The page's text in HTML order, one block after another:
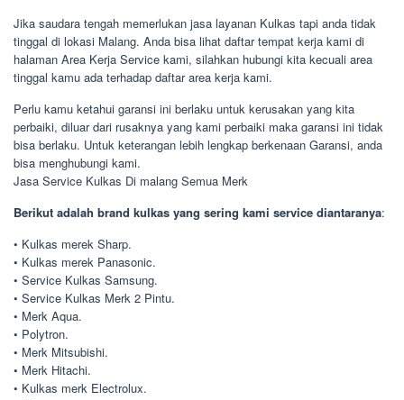
Jika saudara tengah memerlukan jasa layanan Kulkas tapi anda tidak
tinggal di lokasi Malang. Anda bisa lihat daftar tempat kerja kami di
halaman Area Kerja Service kami, silahkan hubungi kita kecuali area
tinggal kamu ada terhadap daftar area kerja kami.
Perlu kamu ketahui garansi ini berlaku untuk kerusakan yang kita
perbaiki, diluar dari rusaknya yang kami perbaiki maka garansi ini tidak
bisa berlaku. Untuk keterangan lebih lengkap berkenaan Garansi, anda
bisa menghubungi kami.
Jasa Service Kulkas Di malang Semua Merk
Berikut adalah brand kulkas yang sering kami service diantaranya:
• Kulkas merek Sharp.
• Kulkas merek Panasonic.
• Service Kulkas Samsung.
• Service Kulkas Merk 2 Pintu.
• Merk Aqua.
• Polytron.
• Merk Mitsubishi.
• Merk Hitachi.
• Kulkas merk Electrolux.